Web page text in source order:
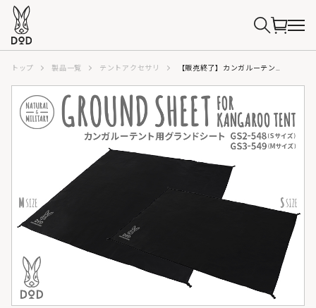
トップ 製品一覧 テントアクセサリ 【販売終了】カンガルーテント用グランドシート(S) GS2-548